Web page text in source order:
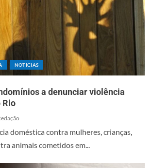
NOTÍCIAS
a denunciar violência
Rio
doméstica contra mulheres, crianças,
animais cometidos em...